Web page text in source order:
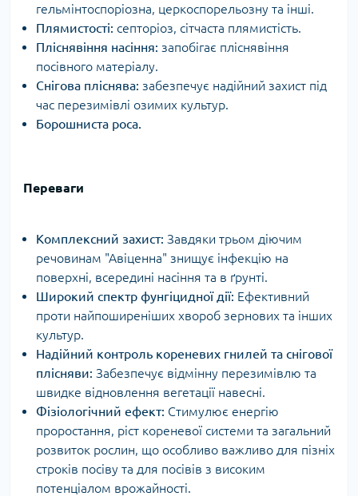
гельмінтоспоріозна, церкоспорельозну та інші.
Плямистості: септоріоз, сітчаста плямистість.
Пліснявіння насіння: запобігає пліснявіння
посівного матеріалу.
Снігова пліснява: забезпечує надійний захист під
час перезимівлі озимих культур.
Борошниста роса.
Переваги
Комплексний захист: Завдяки трьом діючим
речовинам "Авіценна" знищує інфекцію на
поверхні, всередині насіння та в ґрунті.
Широкий спектр фунгіцидної дії: Ефективний
проти найпоширеніших хвороб зернових та інших
культур.
Надійний контроль кореневих гнилей та снігової
плісняви: Забезпечує відмінну перезимівлю та
швидке відновлення вегетації навесні.
Фізіологічний ефект: Стимулює енергію
проростання, ріст кореневої системи та загальний
розвиток рослин, що особливо важливо для пізніх
строків посіву та для посівів з високим
потенціалом врожайності.